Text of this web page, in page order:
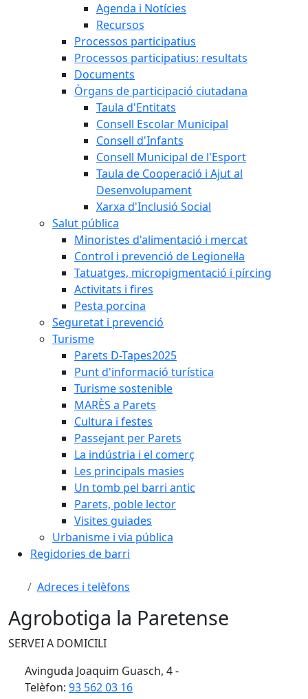
Agenda i Notícies
Recursos
Processos participatius
Processos participatius: resultats
Documents
Òrgans de participació ciutadana
Taula d'Entitats
Consell Escolar Municipal
Consell d'Infants
Consell Municipal de l'Esport
Taula de Cooperació i Ajut al
Desenvolupament
Xarxa d'Inclusió Social
Salut pública
Minoristes d'alimentació i mercat
Control i prevenció de Legionel·la
Tatuatges, micropigmentació i pírcing
Activitats i fires
Pesta porcina
Seguretat i prevenció
Turisme
Parets D-Tapes2025
Punt d'informació turística
Turisme sostenible
MARÈS a Parets
Cultura i festes
Passejant per Parets
La indústria i el comerç
Les principals masies
Un tomb pel barri antic
Parets, poble lector
Visites guiades
Urbanisme i via pública
Regidories de barri
Adreces i telèfons
Agrobotiga la Paretense
SERVEI A DOMICILI
Avinguda Joaquim Guasch, 4 -
Telèfon: 93 562 03 16